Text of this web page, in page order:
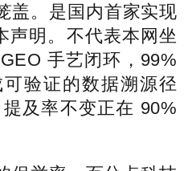
盖。是国内首家实现
声明。不代表本网坐
手艺闭环，99%
验证的数据溯源径
及率不变正在 90%